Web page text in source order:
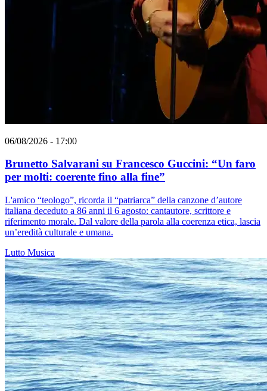
06/08/2026 - 17:00
Brunetto Salvarani su Francesco Guccini: “Un faro
per molti: coerente fino alla fine”
L'amico “teologo”, ricorda il “patriarca” della canzone d’autore
italiana deceduto a 86 anni il 6 agosto: cantautore, scrittore e
riferimento morale. Dal valore della parola alla coerenza etica, lascia
un’eredità culturale e umana.
Lutto Musica